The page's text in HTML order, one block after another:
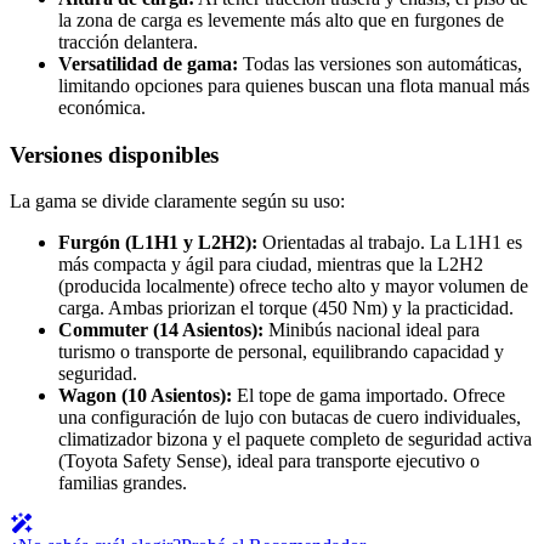
la zona de carga es levemente más alto que en furgones de
tracción delantera.
Versatilidad de gama: Todas las versiones son automáticas,
limitando opciones para quienes buscan una flota manual más
económica.
Versiones disponibles
La gama se divide claramente según su uso:
Furgón (L1H1 y L2H2): Orientadas al trabajo. La L1H1 es
más compacta y ágil para ciudad, mientras que la L2H2
(producida localmente) ofrece techo alto y mayor volumen de
carga. Ambas priorizan el torque (450 Nm) y la practicidad.
Commuter (14 Asientos): Minibús nacional ideal para
turismo o transporte de personal, equilibrando capacidad y
seguridad.
Wagon (10 Asientos): El tope de gama importado. Ofrece
una configuración de lujo con butacas de cuero individuales,
climatizador bizona y el paquete completo de seguridad activa
(Toyota Safety Sense), ideal para transporte ejecutivo o
familias grandes.